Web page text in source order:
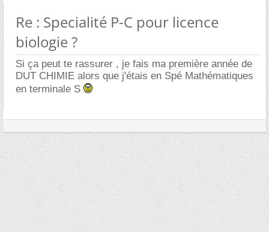
Re : Specialité P-C pour licence
biologie ?
Si ça peut te rassurer , je fais ma première année de
DUT CHIMIE alors que j'étais en Spé Mathématiques
en terminale S